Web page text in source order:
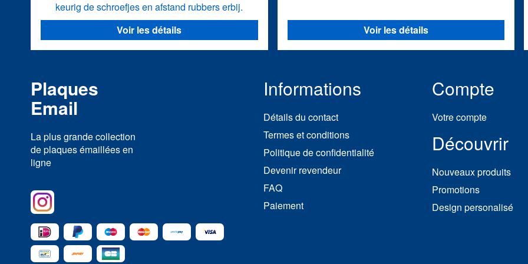
keurig de schroefjes en afstand rubbers erbij.
Voir les détails
Voir les détails
Plaques
Email
La plus grande collection
de plaques émaillées en
ligne
Informations
Détails du contact
Termes et conditions
Politique de confidentialité
Devenir revendeur
FAQ
Paiement
Compte
Votre compte
Découvrir
Nouveaux produits
Promotions
Design personalisé